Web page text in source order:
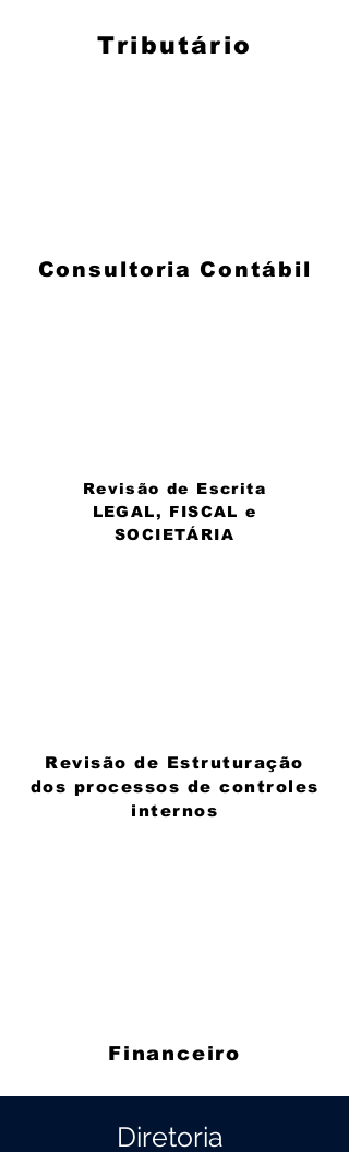
Tributário
Consultoria Contábil
Revisão de Escrita
LEGAL, FISCAL e
SOCIETÁRIA
Revisão de Estruturação
dos processos de controles
internos
Financeiro
Diretoria